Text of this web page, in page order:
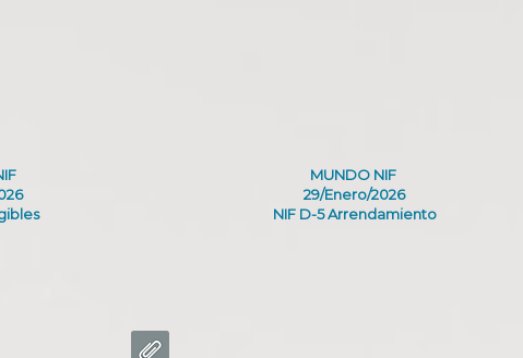
MUNDO NIF
29/Enero/2026
NIF D-5 Arrendamiento